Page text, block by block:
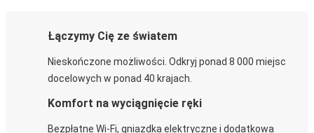
Łączymy Cię ze światem
Nieskończone możliwości. Odkryj ponad 8 000 miejsc
docelowych w ponad 40 krajach.
Komfort na wyciągnięcie ręki
Bezpłatne Wi-Fi, gniazdka elektryczne i dodatkowa